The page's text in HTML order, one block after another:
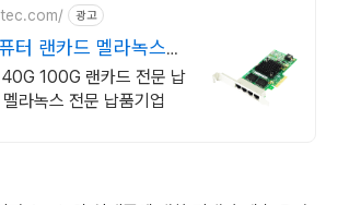
광고
터 랜카드 멜라녹스
100G 랜카드 전문 납
라녹스 전문 납품기업